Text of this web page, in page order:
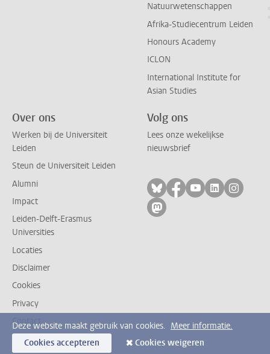
Natuurwetenschappen
Afrika-Studiecentrum Leiden
Honours Academy
ICLON
International Institute for
Asian Studies
Over ons
Werken bij de Universiteit
Leiden
Steun de Universiteit Leiden
Alumni
Impact
Leiden-Delft-Erasmus
Universities
Locaties
Disclaimer
Cookies
Privacy
Contact
Volg ons
Lees onze wekelijkse
nieuwsbrief
Volg ons op bluesky
Volg ons op
Volg ons op
Volg ons
Volg
Volg ons op mastodon
Deze website maakt gebruik van cookies. Meer informatie.
Cookies accepteren
Cookies weigeren